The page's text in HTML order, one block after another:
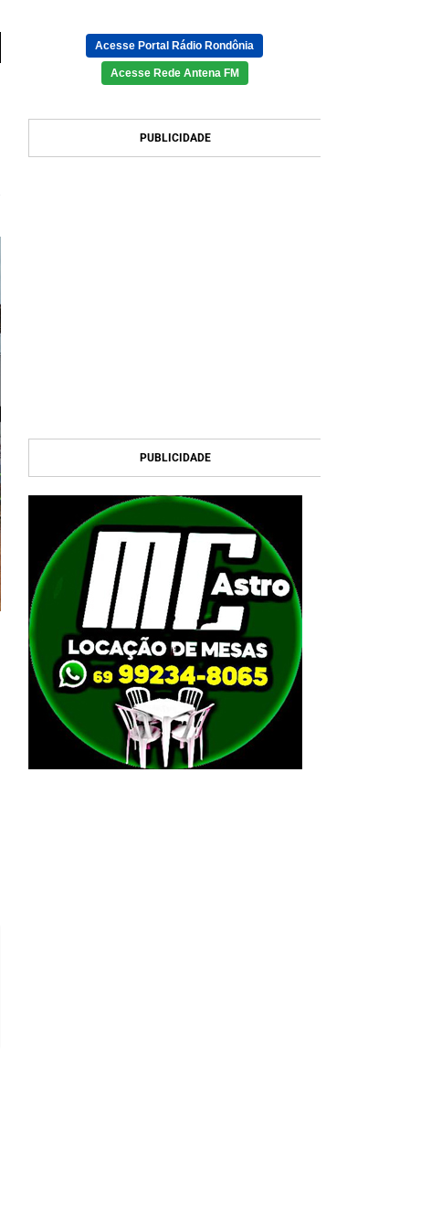
Acesse Portal Rádio Rondônia
Acesse Rede Antena FM
PUBLICIDADE
PUBLICIDADE